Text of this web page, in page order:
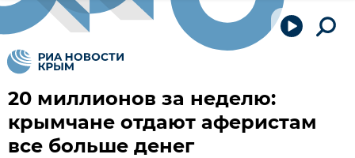
20 миллионов за неделю:
крымчане отдают аферистам
все больше денег